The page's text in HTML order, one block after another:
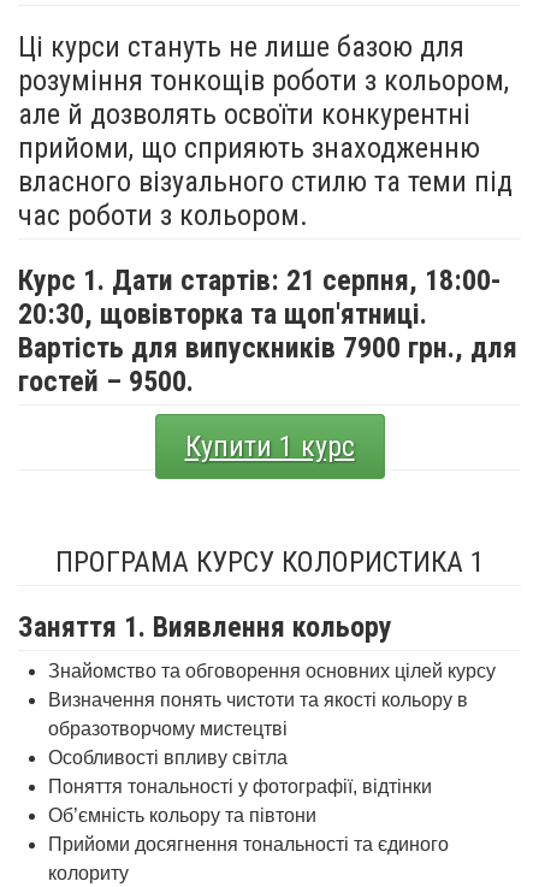
Ці курси стануть не лише базою для
розуміння тонкощів роботи з кольором,
але й дозволять освоїти конкурентні
прийоми, що сприяють знаходженню
власного візуального стилю та теми під
час роботи з кольором.
Курс 1. Дати стартів: 21 серпня, 18:00-
20:30, щовівторка та щоп'ятниці.
Вартість для випускників 7900 грн., для
гостей – 9500.
Купити 1 курс
ПРОГРАМА КУРСУ КОЛОРИСТИКА 1
Заняття 1. Виявлення кольору
Знайомство та обговорення основних цілей курсу
Визначення понять чистоти та якості кольору в
образотворчому мистецтві
Особливості впливу світла
Поняття тональності у фотографії, відтінки
Об’ємність кольору та півтони
Прийоми досягнення тональності та єдиного
колориту